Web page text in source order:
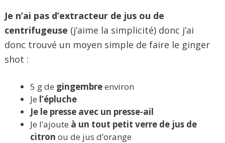
Je n’ai pas d’extracteur de jus ou de
centrifugeuse (j’aime la simplicité) donc j’ai
donc trouvé un moyen simple de faire le ginger
shot :
5 g de gingembreenviron
Je l’épluche
Je le presse avec un presse-ail
Je l’ajoute à un tout petit verre de jus de
citron ou de jus d’orange